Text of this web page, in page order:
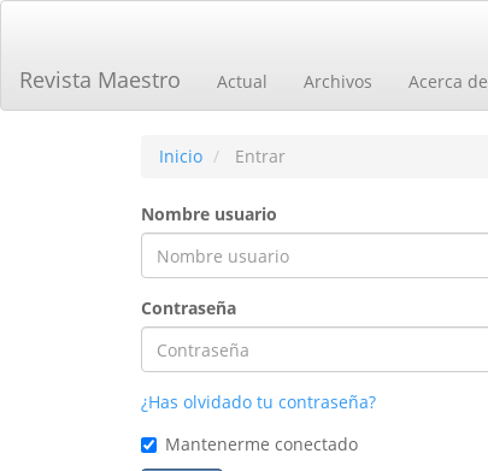
principal
Barra
Revista Maestro Actual Archivos Acerca de
Inicio Entrar
Nombre usuario
Contraseña
¿Has olvidado tu contraseña?
Mantenerme conectado